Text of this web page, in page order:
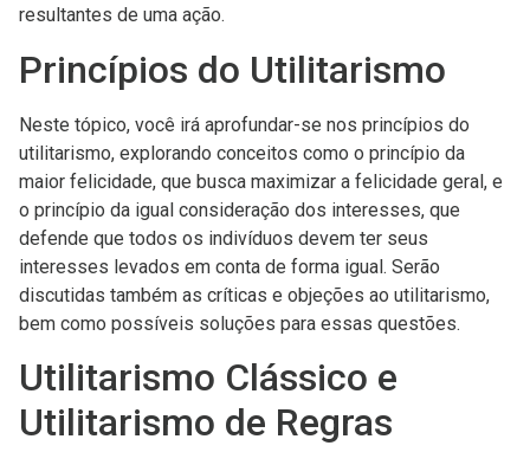
resultantes de uma ação.
Princípios do Utilitarismo
Neste tópico, você irá aprofundar-se nos princípios do
utilitarismo, explorando conceitos como o princípio da
maior felicidade, que busca maximizar a felicidade geral, e
o princípio da igual consideração dos interesses, que
defende que todos os indivíduos devem ter seus
interesses levados em conta de forma igual. Serão
discutidas também as críticas e objeções ao utilitarismo,
bem como possíveis soluções para essas questões.
Utilitarismo Clássico e
Utilitarismo de Regras